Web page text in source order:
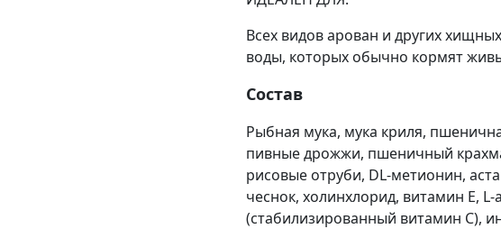
Всех видов арован и других
воды, которых обычно кормят
Состав
Рыбная мука, мука криля,
пивные дрожжи, пшеничный
рисовые отруби, DL-метионин,
чеснок, холинхлорид, витамин Е,
(стабилизированный витамин С),